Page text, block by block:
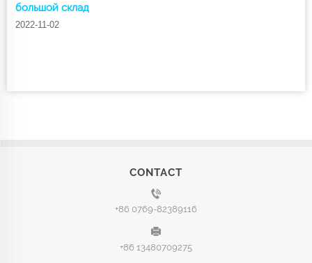
большой склад
2022-11-02
CONTACT
+86 0769-82389116
+86 13480709275